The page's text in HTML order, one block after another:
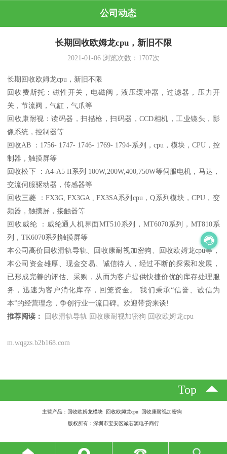
公司动态
长期回收欧姆龙cpu，新旧不限
2021-01-06 浏览次数： 1707次
长期回收欧姆龙cpu，新旧不限
回收费斯托：磁性开关，电磁阀，液压缓冲器，过滤器，‌‌压力开
关，节流阀，气缸，气爪等
回收康耐视：读码器，扫描枪，扫码器，CCD相机，工业镜头，影
像系统，控制器等
回收AB ：1756- 1747- 1746- 1769- 1794-系列，cpu，模块，CPU，控
制器，触摸屏等
回收松下 ：A4-A5 II系列 100W,200W,400,750W等伺服电机，马达，
交流伺服驱动器，传感器等
回收三菱 ：FX3G, FX3GA , FX3SA系列cpu，Q系列模块，CPU，变
频器，触摸屏，接触器等
回收威纶 ：威纶通人机界面MT510系列，MT6070系列，MT810系
列，TK6070系列触摸屏等
本公司高价回收滑轨导轨、回收康耐视加密狗、回收欧姆龙cpu等，
本公司资金雄厚、现金交易、诚信待人，经过不断的探索和发展，
已形成完善的评估、采购，从而为客户提供快捷价优的库存处理服
务，迅速为客户消化库存，回笼资金。 我们秉承“信誉、诚信为
本”的经营理念，争创行业一流口碑。欢迎带货来谈!
推荐阅读：
回收滑轨导轨 回收康耐视加密狗 回收欧姆龙cpu
m.wqgzs.b2b168.com
Top
主营产品：回收欧姆龙模块 回收欧姆龙cpu 回收康耐视加密狗
版权所有：深圳市宝安区诚芯源电子商行